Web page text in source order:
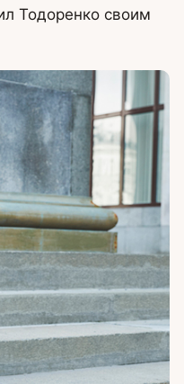
Тодоренко своим